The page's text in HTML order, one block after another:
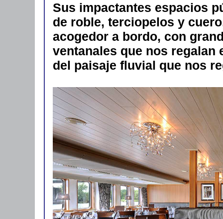
Sus impactantes espacios
de roble, terciopelos y
acogedor a bordo, con
ventanales que nos
del paisaje fluvial que nos